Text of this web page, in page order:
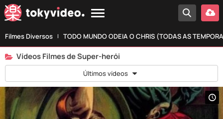
Filmes Diversos TODO MUNDO ODEIA O CHRIS (TODAS AS
Vídeos Filmes de Super-herói
Últimos vídeos